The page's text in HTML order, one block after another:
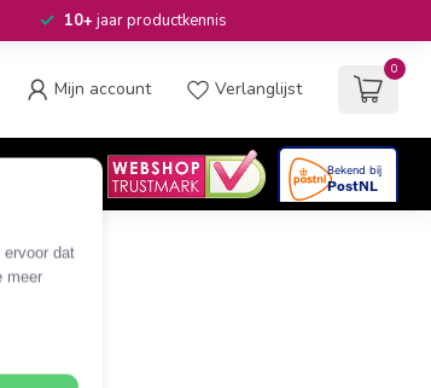
dat
meer
10+jaar productkennis
Mijn account Verlanglijst
0